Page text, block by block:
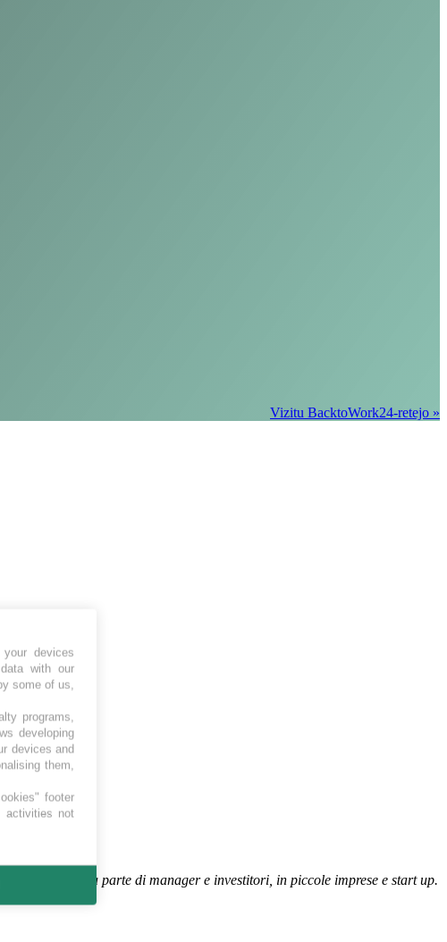
Vizitu BacktoWork24-retejo »
da parte di manager e investitori, in piccole imprese e start up.
devices
with our
some of us,
programs,
developing
devices and
them,
footer
activities not